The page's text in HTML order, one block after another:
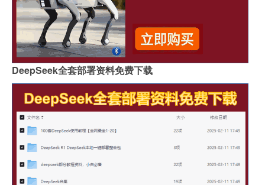
DeepSeek全套部署资料免费下载